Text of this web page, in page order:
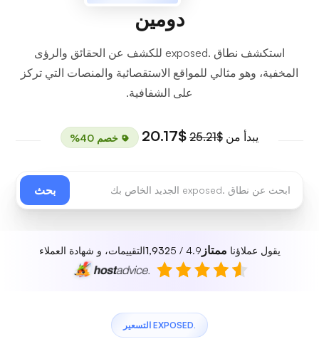
دومين
استكشف نطاق .exposed للكشف عن الحقائق والرؤى
المخفية، وهو مثالي للمواقع الاستقصائية والمنصات التي تركز
على الشفافية.
يبدأ من $25.21
$20.17 خصم 40%
بحث
يقول عملاؤنا ممتاز 4.9 / 5
1,932التقييمات، و شهادة العملاء
.EXPOSED التسعير